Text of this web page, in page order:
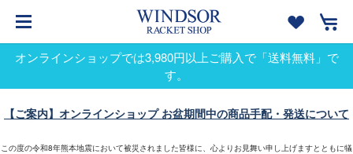
オンラインショップでは3,980円以上ご購入で「送料無料」で
す。
【ご案内】オンラインショップ お盆期間中の商品手配・発送について
この度の令和8年熊本地震において被災されました皆様に、心よりお見舞い申し上げますとともに犠